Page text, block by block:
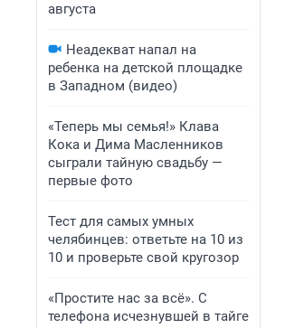
августа
Неадекват напал на
ребенка на детской площадке
в Западном (видео)
«Теперь мы семья!» Клава
Кока и Дима Масленников
сыграли тайную свадьбу —
первые фото
Тест для самых умных
челябинцев: ответьте на 10 из
10 и проверьте свой кругозор
«Простите нас за всё». С
телефона исчезнувшей в тайге